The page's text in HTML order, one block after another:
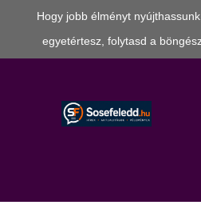
Hogy jobb élményt
egyetértesz, folytasd a